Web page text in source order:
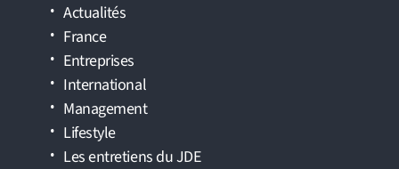
Actualités
France
Entreprises
International
Management
Lifestyle
Les entretiens du JDE